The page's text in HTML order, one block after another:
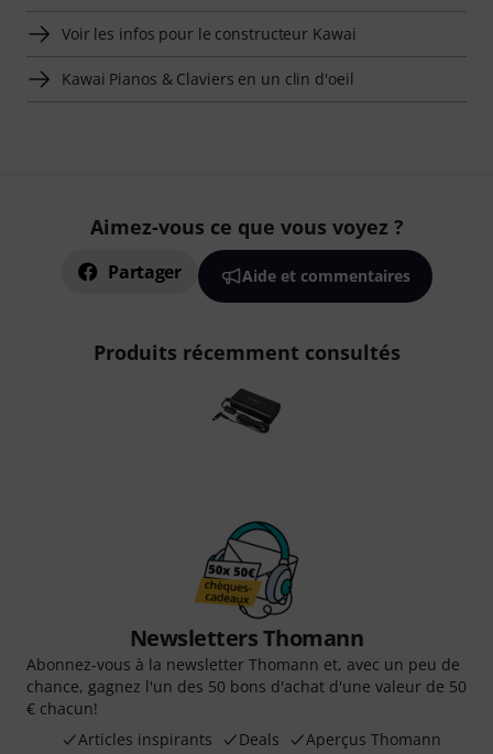
Voir les infos pour le constructeur Kawai
Kawai Pianos & Claviers en un clin d'oeil
Aimez-vous ce que vous voyez ?
Partager Aide et commentaires
Produits récemment consultés
Newsletters Thomann
Abonnez-vous à la newsletter Thomann et, avec un peu de
chance, gagnez l'un des 50 bons d'achat d'une valeur de 50
€ chacun!
Articles inspirants
Deals Aperçus Thomann